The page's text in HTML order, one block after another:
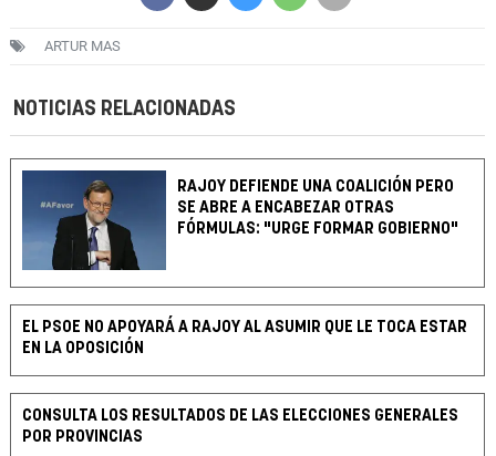
ARTUR MAS
NOTICIAS RELACIONADAS
RAJOY DEFIENDE UNA COALICIÓN PERO
SE ABRE A ENCABEZAR OTRAS
FÓRMULAS: "URGE FORMAR GOBIERNO"
EL PSOE NO APOYARÁ A RAJOY AL ASUMIR QUE LE TOCA ESTAR
EN LA OPOSICIÓN
CONSULTA LOS RESULTADOS DE LAS ELECCIONES GENERALES
POR PROVINCIAS